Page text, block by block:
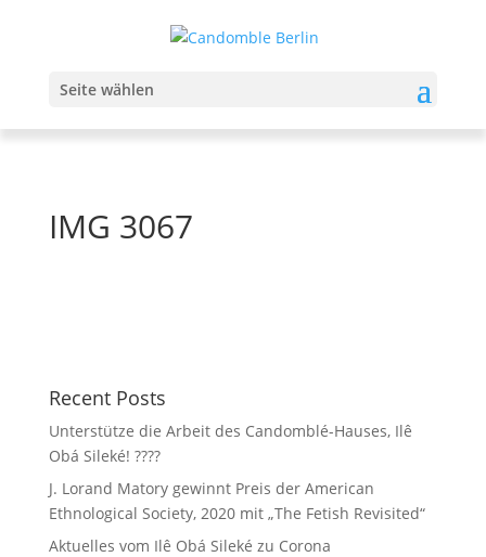
Seite wählen
IMG 3067
Recent Posts
Unterstütze die Arbeit des Candomblé-Hauses, Ilê
Obá Sileké! ????
J. Lorand Matory gewinnt Preis der American
Ethnological Society, 2020 mit „The Fetish Revisited“
Aktuelles vom Ilê Obá Sileké zu Corona